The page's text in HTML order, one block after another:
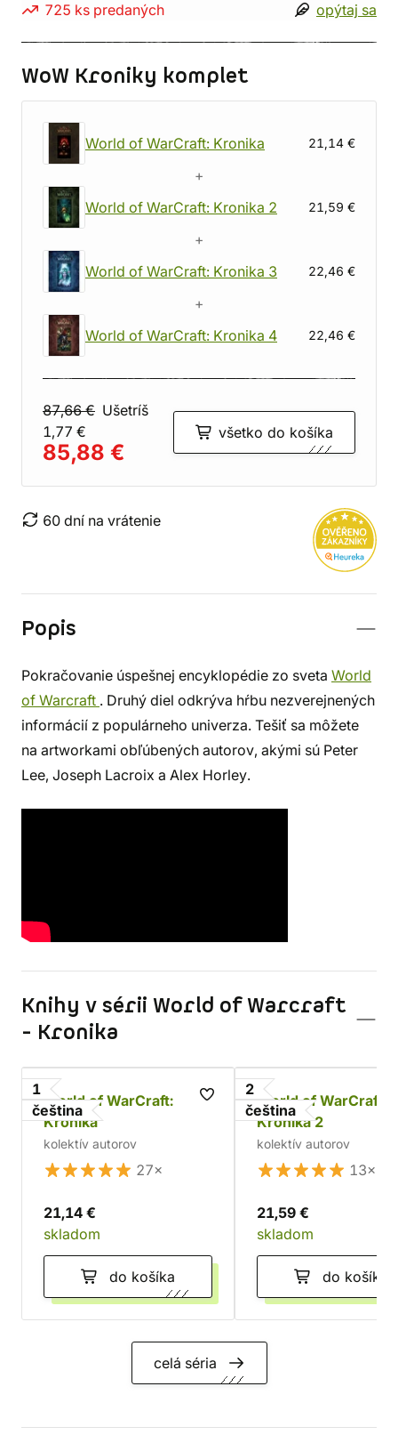
725 ks predaných opýtaj sa
WoW Kroniky komplet
World of WarCraft: Kronika 21,14 €
+
World of WarCraft: Kronika 2
21,59 €
+
World of WarCraft: Kronika 3
22,46 €
+
World of WarCraft: Kronika 4
22,46 €
87,66 € Ušetríš
1,77 €
85,88 €
všetko do košíka
60 dní na vrátenie
Popis
Pokračovanie úspešnej encyklopédie zo sveta World
of Warcraft . Druhý diel odkrýva hŕbu nezverejnených
informácií z populárneho univerza. Tešiť sa môžete
na artworkami obľúbených autorov, akými sú Peter
Lee, Joseph Lacroix a Alex Horley.
Knihy v sérii World of Warcraft
- Kronika
1
čeština
World of WarCraft:
Kronika
kolektív autorov
27×
21,14 €
skladom
do košíka
2
čeština
World of WarCraft:
Kronika 2
kolektív autorov
13×
21,59 €
skladom
do košíka
celá séria